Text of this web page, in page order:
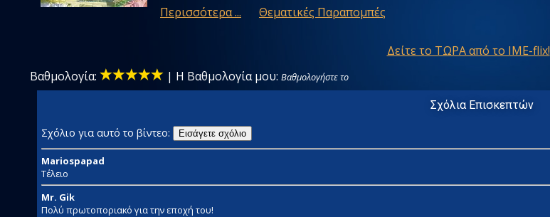
Περισσότερα ... Θεματικές Παραπομπές
Δείτε το ΤΩΡΑ από το IME-flix!
Βαθμολογία:
| Η Βαθμολογία μου: Βαθμολογήστε το
Σχόλια Επισκεπτών
Σχόλιο για αυτό το βίντεο: Εισάγετε σχόλιο
Mariospapad
Τέλειο
Mr. Gik
Πολύ πρωτοποριακό για την εποχή του!